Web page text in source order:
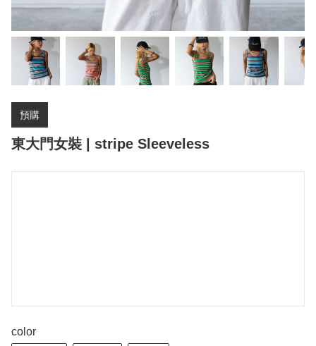
預購
東大門女裝 | stripe Sleeveless
color